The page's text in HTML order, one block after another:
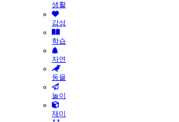
생활
감성
학습
자연
동물
놀이
재미